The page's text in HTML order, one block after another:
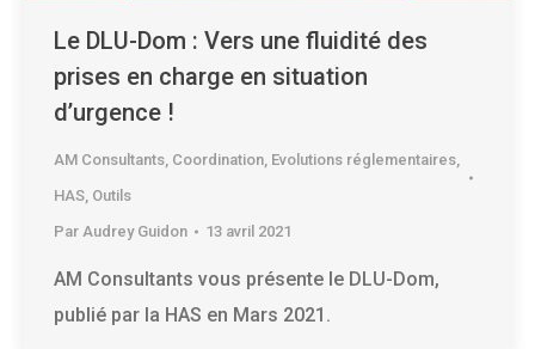
Le DLU-Dom : Vers une fluidité des
prises en charge en situation
d’urgence !
AM Consultants Coordination Evolutions réglementaires
HAS Outils
Par Audrey Guidon 13 avril 2021
AM Consultants vous présente le DLU-Dom,
publié par la HAS en Mars 2021.